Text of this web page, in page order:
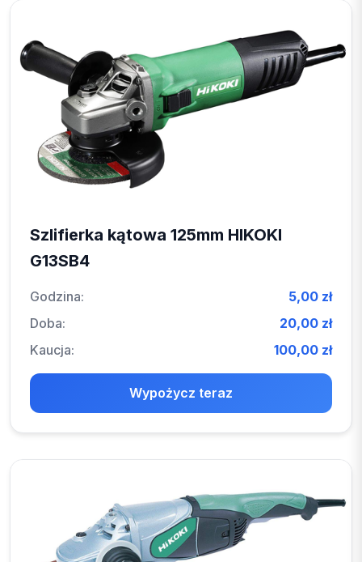
Szlifierka kątowa 125mm HIKOKI
G13SB4
Godzina:
5,00 zł
Doba:
20,00 zł
Kaucja:
100,00 zł
Wypożycz teraz